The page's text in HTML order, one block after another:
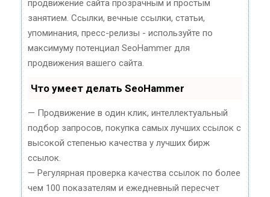
продвижение сайта прозрачным и простым
занятием. Ссылки, вечные ссылки, статьи,
упоминания, пресс-релизы - используйте по
максимуму потенциал SeoHammer для
продвижения вашего сайта.
Что умеет делать SeoHammer
— Продвижение в один клик, интеллектуальный
подбор запросов, покупка самых лучших ссылок с
высокой степенью качества у лучших бирж
ссылок.
— Регулярная проверка качества ссылок по более
чем 100 показателям и ежедневный пересчет